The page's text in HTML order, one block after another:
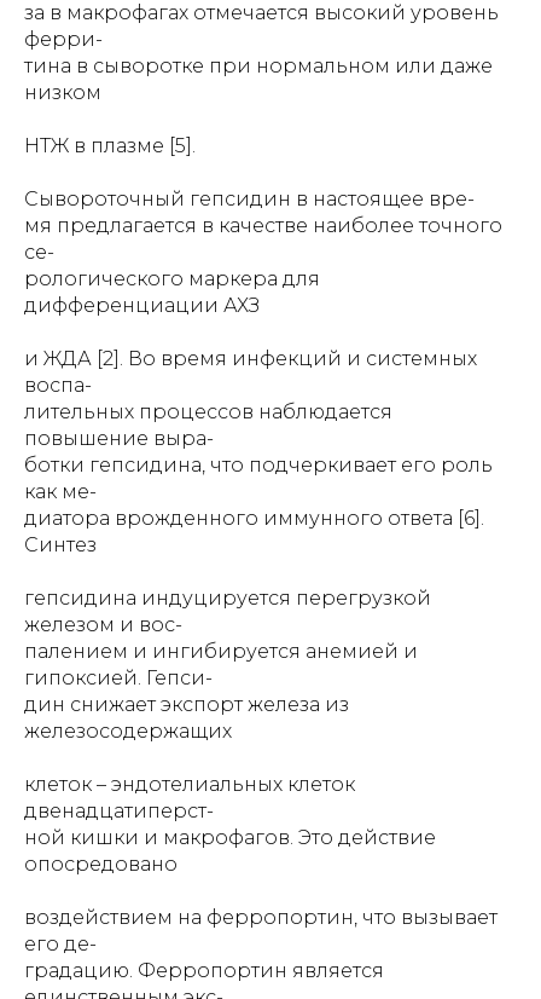
за в макрофагах отмечается высокий уровень
ферри-
тина в сыворотке при нормальном или даже
низком
НТЖ в плазме [5].
Сывороточный гепсидин в настоящее вре-
мя предлагается в качестве наиболее точного
се-
рологического маркера для
дифференциации АХЗ
и ЖДА [2]. Во время инфекций и системных
воспа-
лительных процессов наблюдается
повышение выра-
ботки гепсидина, что подчеркивает его роль
как ме-
диатора врожденного иммунного ответа [6].
Синтез
гепсидина индуцируется перегрузкой
железом и вос-
палением и ингибируется анемией и
гипоксией. Гепси-
дин снижает экспорт железа из
железосодержащих
клеток – эндотелиальных клеток
двенадцатиперст-
ной кишки и макрофагов. Это действие
опосредовано
воздействием на ферропортин, что вызывает
его де-
градацию. Ферропортин является